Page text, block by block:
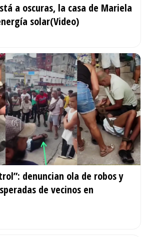
a oscuras, la casa de Mariela
solar(Video)
denuncian ola de robos y
de vecinos en